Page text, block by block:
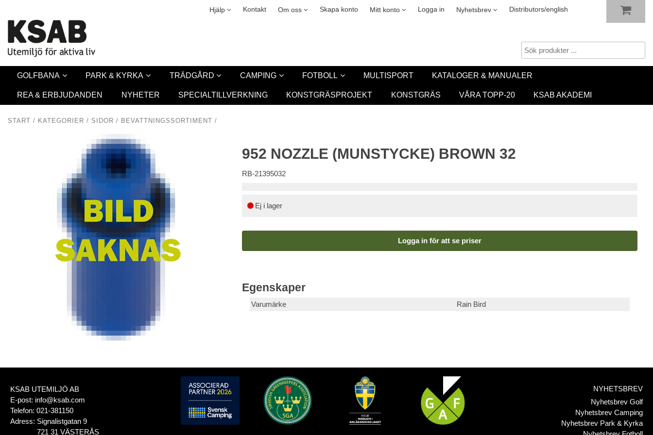
Hjälp
Säkerhet & Cookies Kontakt Om oss
Leasing Skapa konto Mitt konto Logga in Nyhetsbrev
Newsletter Distributors/english
GOLFBANA PARK & KYRKA TRÄDGÅRD CAMPING FOTBOLL MULTISPORT KATALOGER & MANUALER
REA & ERBJUDANDEN NYHETER SPECIALTILLVERKNING KONSTGRÄSPROJEKT KONSTGRÄS VÅRA TOPP-20 KSAB AKADEMI
START / KATEGORIER / SIDOR / BEVATTNINGSSORTIMENT /
952 NOZZLE (MUNSTYCKE) BROWN 32
RB-21395032
Ej i lager
Logga in för att se priser
Egenskaper
Varumärke Rain Bird
KSAB UTEMILJÖ AB
E-post: info@ksab.com
Telefon: 021-381150
Adress: Signalistgatan 9
721 31 VÄSTERÅS
NYHETSBREV
Nyhetsbrev Golf
Nyhetsbrev Camping
Nyhetsbrev Park & Kyrka